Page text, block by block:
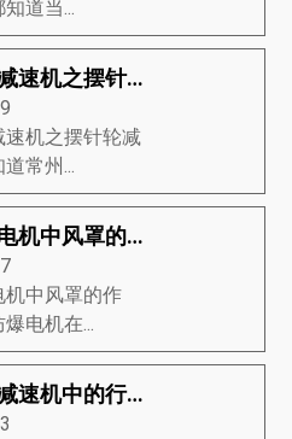
道当...
常州国茂减速机之摆针轮减速机
速机之摆针轮减
常州...
粉尘防爆电机中风罩的作用
机中风罩的作
电机在...
常州国茂减速机中的行星减速机